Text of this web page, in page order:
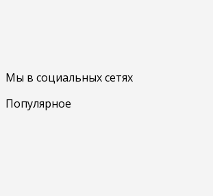
Мы в социальных сетях
Популярное